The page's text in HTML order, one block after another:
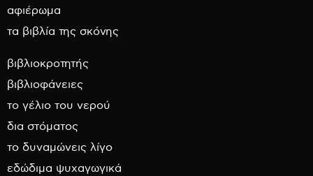
αφιέρωμα
τα βιβλία της σκόνης
βιβλιοκροτητής
βιβλιοφάνειες
το γέλιο του νερού
δια στόματος
το δυναμώνεις λίγο
εδώδιμα ψυχαγωγικά